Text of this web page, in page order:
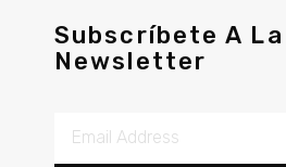
Subscríbete A La
Newsletter